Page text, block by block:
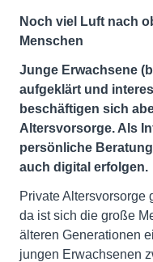
Noch viel Luft nach
Menschen
Junge Erwachsene
aufgeklärt und
beschäftigen sich
Altersvorsorge. Als
persönliche
auch digital erfolgen.
Private Altersvorsorge
da ist sich die große
älteren Generationen
jungen Erwachsenen